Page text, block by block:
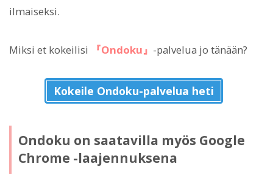
ilmaiseksi.
Miksi et kokeilisi 『Ondoku』 -palvelua jo tänään?
Kokeile Ondoku-palvelua heti
Ondoku on saatavilla myös Google
Chrome -laajennuksena